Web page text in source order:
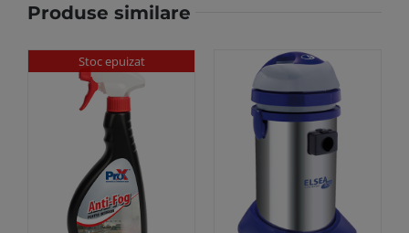
Produse similare
Stoc epuizat